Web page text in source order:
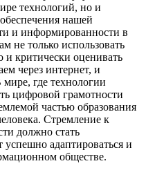
технологий, но и
нашей
и информированности в
не только использовать
и критически оценивать
через интернет, и
где технологии
цифровой грамотности
частью образования
Стремление к
должно стать
успешно адаптироваться и
обществе.